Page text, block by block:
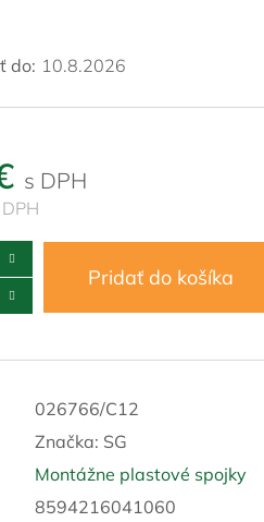
do: 10.8.2026
Pridať do košíka
026766/C12
Značka: SG
Montážne plastové spojky
8594216041060